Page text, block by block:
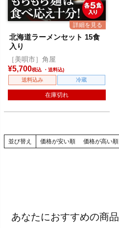
北海道ラーメンセット 15食
入り
［美唄市］角屋
¥5,700税込
送料込み 冷蔵
在庫切れ
並び替え 価格が安い順 価格が高い順
あなたにおすすめの商品